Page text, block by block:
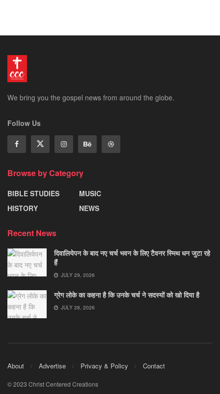
We bring you the gospel news from around the globe.
Follow Us
Browse by Category
BIBLE STUDIES
HISTORY
MUSIC
NEWS
Recent News
दिवालियेपन के बाद नए चर्च भवन के लिए टैवनर स्मिथ धन जुटा रहे
हैं
JULY 29, 2026
ग्रेग लोके का कहना है कि उनके चर्च ने सदस्यों को खो दिया है
JULY 28, 2026
About Advertise Privacy & Policy Contact
© 2023 Christ Centered Creations